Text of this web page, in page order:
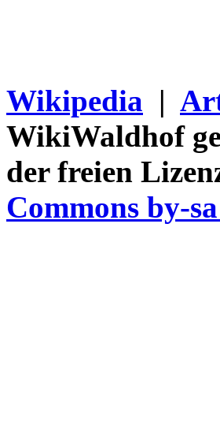
Wikipedia |
WikiWaldhof
der freien
Commons by-